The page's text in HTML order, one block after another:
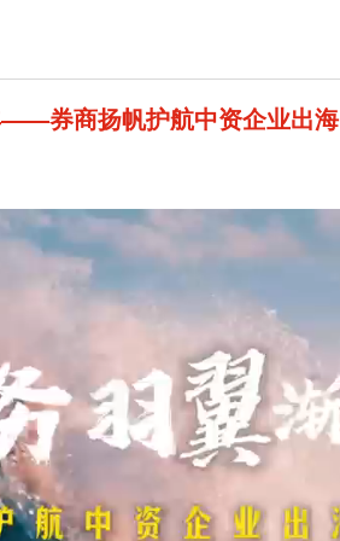
——券商扬帆护航中资企业出海